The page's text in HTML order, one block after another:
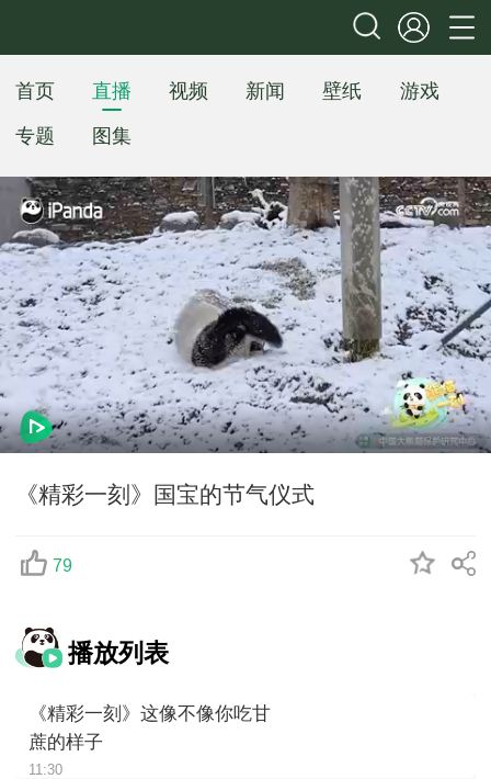
首页 直播 视频 新闻 壁纸
游戏
专题
图集
《精彩一刻》国宝的节气仪式
79
播放列表
《精彩一刻》这像不像你吃甘
蔗的样子
11:30